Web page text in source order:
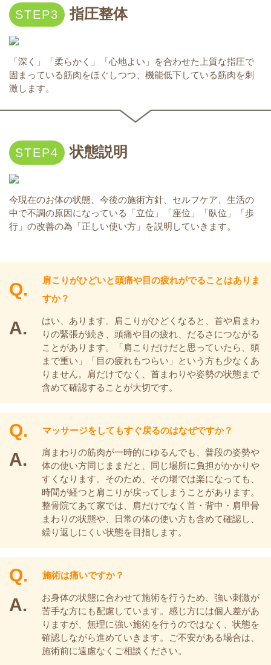
指圧整体
「深く」「柔らかく」「心地よい」を合わせた上質な指圧で
固まっている筋肉をほぐしつつ、機能低下している筋肉を刺
激します。
状態説明
今現在のお体の状態、今後の施術方針、セルフケア、生活の
中で不調の原因になっている「立位」「座位」「臥位」「歩
行」の改善の為「正しい使い方」を説明していきます。
肩こりがひどいと頭痛や目の疲れがでることはありま
すか？
はい、あります。肩こりがひどくなると、首や肩まわ
りの緊張が続き、頭痛や目の疲れ、だるさにつながる
ことがあります。「肩こりだけだと思っていたら、頭
まで重い」「目の疲れもつらい」という方も少なくあ
りません。肩だけでなく、首まわりや姿勢の状態まで
含めて確認することが大切です。
マッサージをしてもすぐ戻るのはなぜですか？
肩まわりの筋肉が一時的にゆるんでも、普段の姿勢や
体の使い方同じままだと、同じ場所に負担がかかりや
すくなります。そのため、その場では楽になっても、
時間が経つと肩こりが戻ってしまうことがあります。
整骨院てあて家では、肩だけでなく首・背中・肩甲骨
まわりの状態や、日常の体の使い方も含めて確認し、
繰り返しにくい状態を目指します。
施術は痛いですか？
お身体の状態に合わせて施術を行うため、強い刺激が
苦手な方にも配慮しています。感じ方には個人差があ
りますが、無理に強い施術を行うのではなく、状態を
確認しながら進めていきます。ご不安がある場合は、
施術前に遠慮なくご相談ください。